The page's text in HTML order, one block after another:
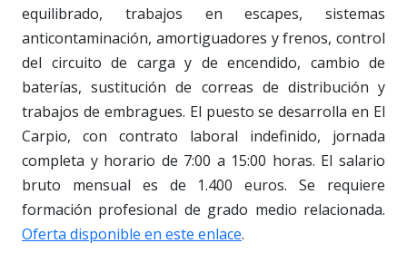
equilibrado, trabajos en escapes, sistemas
anticontaminación, amortiguadores y frenos, control
del circuito de carga y de encendido, cambio de
baterías, sustitución de correas de distribución y
trabajos de embragues. El puesto se desarrolla en El
Carpio, con contrato laboral indefinido, jornada
completa y horario de 7:00 a 15:00 horas. El salario
bruto mensual es de 1.400 euros. Se requiere
formación profesional de grado medio relacionada.
Oferta disponible en este enlace.